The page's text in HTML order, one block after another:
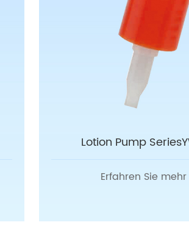
Lotion Pump
Erfahren Sie mehr